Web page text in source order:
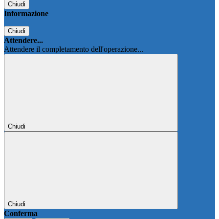
Chiudi
Informazione
Chiudi
Attendere...
Attendere il completamento dell'operazione...
Chiudi
Chiudi
Conferma